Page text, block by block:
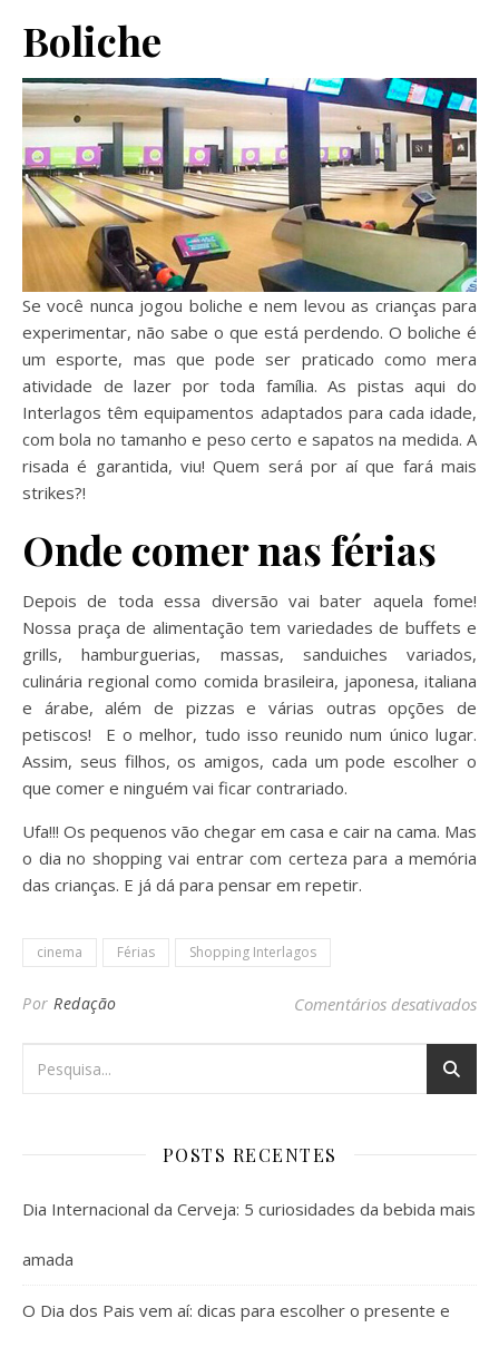
Boliche
Se você nunca jogou boliche e nem levou as crianças para
experimentar, não sabe o que está perdendo. O boliche é
um esporte, mas que pode ser praticado como mera
atividade de lazer por toda família. As pistas aqui do
Interlagos têm equipamentos adaptados para cada idade,
com bola no tamanho e peso certo e sapatos na medida. A
risada é garantida, viu! Quem será por aí que fará mais
strikes?!
Onde comer nas férias
Depois de toda essa diversão vai bater aquela fome!
Nossa praça de alimentação tem variedades de buffets e
grills, hamburguerias, massas, sanduiches variados,
culinária regional como comida brasileira, japonesa, italiana
e árabe, além de pizzas e várias outras opções de
petiscos! E o melhor, tudo isso reunido num único lugar.
Assim, seus filhos, os amigos, cada um pode escolher o
que comer e ninguém vai ficar contrariado.
Ufa!!! Os pequenos vão chegar em casa e cair na cama. Mas
o dia no shopping vai entrar com certeza para a memória
das crianças. E já dá para pensar em repetir.
cinema Férias Shopping Interlagos
Por Redação Comentários desativados
POSTS RECENTES
Dia Internacional da Cerveja: 5 curiosidades da bebida mais
amada
O Dia dos Pais vem aí: dicas para escolher o presente e